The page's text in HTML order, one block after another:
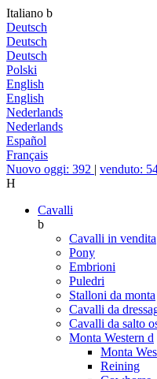
Italiano b
Deutsch
Deutsch
Deutsch
Polski
English
English
Nederlands
Nederlands
Español
Français
Nuovo oggi: 392 | venduto:
H
Cavalli
b
Cavalli in vendita
Pony
Embrioni
Puledri
Stalloni da monta
Cavalli da
Cavalli da salto
Monta Western d
Monta
Reining